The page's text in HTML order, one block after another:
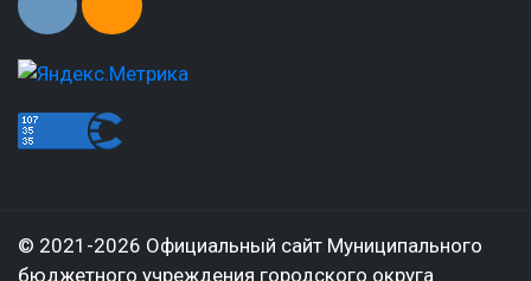
© 2021-2026 Официальный сайт Муниципального
бюджетного учреждения городского округа